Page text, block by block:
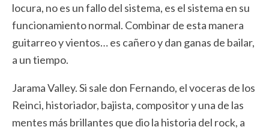
locura, no es un fallo del sistema, es el sistema en su
funcionamiento normal. Combinar de esta manera
guitarreo y vientos… es cañero y dan ganas de bailar,
a un tiempo.
Jarama Valley. Si sale don Fernando, el voceras de los
Reinci, historiador, bajista, compositor y una de las
mentes más brillantes que dio la historia del rock, a